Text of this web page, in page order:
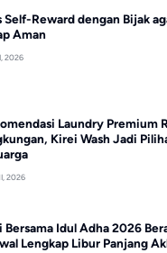
Self-Reward dengan Bijak
Aman
2026
Laundry Premium
Kirei Wash Jadi
2026
Bersama Idul Adha 2026
Lengkap Libur Panjang